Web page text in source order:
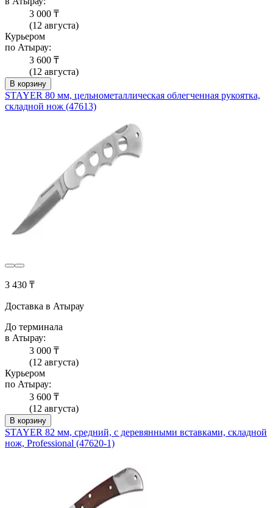
3 000 ₸
(12 августа)
Курьером
по Атырау:
3 600 ₸
(12 августа)
В корзину
STAYER 80 мм, цельнометаллическая облегченная рукоятка,
складной нож (47613)
3 430 ₸
Доставка в Атырау
До терминала
в Атырау:
3 000 ₸
(12 августа)
Курьером
по Атырау:
3 600 ₸
(12 августа)
В корзину
STAYER 82 мм, средний, с деревянными вставками, складной
нож, Professional (47620-1)